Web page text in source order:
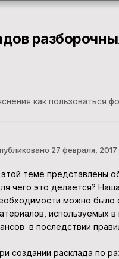
как пользоваться
27 февраля, 2017
теме представлены
чего это делается?
можно было
используемых
в последствии
создании расклада по